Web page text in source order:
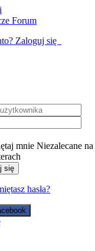
Forum
Zaloguj się
mnie Niezalecane
się
hasła?